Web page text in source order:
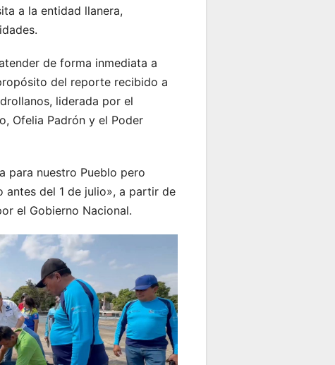
a la entidad llanera,
de forma inmediata a
del reporte recibido a
liderada por el
Ofelia Padrón y el Poder
para nuestro Pueblo pero
antes del 1 de julio», a partir de
el Gobierno Nacional.